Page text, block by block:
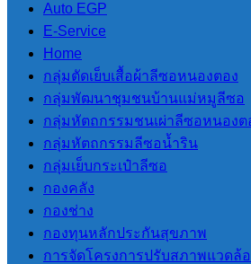
Auto EGP
E-Service
Home
กลุ่มตัดเย็บเสื้อผ้าลีซอหนองตอง
กลุ่มพัฒนาชุมชนบ้านแม่หมูลีซอ
กลุ่มหัตถกรรมชนเผ่าลีซอหนองต
กลุ่มหัตถกรรมลีซอน้ำริน
กลุ่มเย็บกระเป๋าลีซอ
กองคลัง
กองช่าง
กองทุนหลักประกันสุขภาพ
การจัดโครงการปรับสภาพแวดล้
ส่งโรงพยาบาลปางมะผ้า ด้วยรถ EMS
จำนวนผู้อ่าน : 278
นายกองค์การบริหารส่วนตำบลสบป่อง
โทร 080-034-6787